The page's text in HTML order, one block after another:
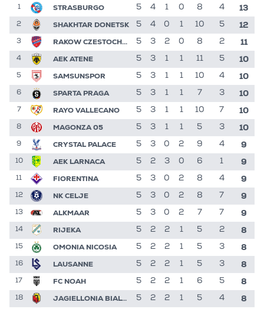
1 STRASBURGO 5 4 1 0 8 4 13
2 SHAKHTAR DONETSK 5 4 0 1 10 5 12
3 RAKOW CZESTOCHOWA 5 3 2 0 8 2 11
4 AEK ATENE 5 3 1 1 11 5 10
5 SAMSUNSPOR 5 3 1 1 10 4 10
6 SPARTA PRAGA 5 3 1 1 7 3 10
7 RAYO VALLECANO 5 3 1 1 10 7 10
8 MAGONZA 05 5 3 1 1 5 3 10
9 CRYSTAL PALACE 5 3 0 2 9 4 9
10 AEK LARNACA 5 2 3 0 6 1 9
11 FIORENTINA 5 3 0 2 8 4 9
12 NK CELJE 5 3 0 2 8 7 9
13 ALKMAAR 5 3 0 2 7 7 9
14 RIJEKA 5 2 2 1 5 2 8
15 OMONIA NICOSIA 5 2 2 1 5 3 8
16 LAUSANNE 5 2 2 1 5 3 8
17 FC NOAH 5 2 2 1 6 5 8
18 JAGIELLONIA BIALYSTOK 5 2 2 1 5 4 8